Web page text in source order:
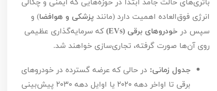
باتری‌های حالت جامد ابتدا در حوزه‌هایی که ایمنی و چگالی
انرژی فوق‌العاده اهمیت دارد (مانند پزشکی و هوافضا) و
سپس در خودروهای برقی (EVs
)که سرمایه‌گذاری عظیمی
روی آن‌ها صورت گرفته، تجاری‌سازی خواهند شد.
جدول زمانی: در حالی که عرضه گسترده در خودروهای
برقی تا اواخر دهه ۲۰۲۰ یا اوایل دهه ۲۰۳۰ پیش‌بینی